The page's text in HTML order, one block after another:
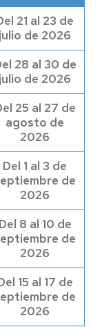
21 al 23 de
julio de 2026
28 al 30 de
julio de 2026
25 al 27 de
agosto de
2026
Del 1 al 3 de
de
2026
Del 8 al 10 de
de
2026
15 al 17 de
de
2026